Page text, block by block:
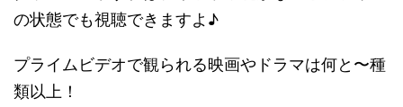
の状態でも視聴できますよ♪
プライムビデオで観られる映画やドラマは何と〜種
類以上！